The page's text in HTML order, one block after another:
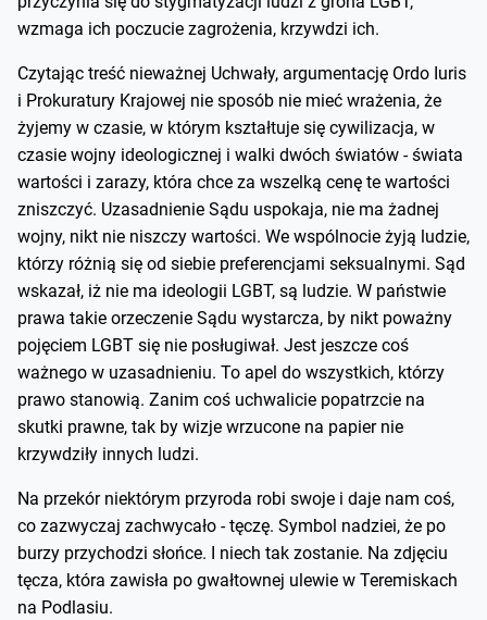
wzmaga ich poczucie zagrożenia, krzywdzi ich.
Czytając treść nieważnej Uchwały, argumentację Ordo Iuris
i Prokuratury Krajowej nie sposób nie mieć wrażenia, że
żyjemy w czasie, w którym kształtuje się cywilizacja, w
czasie wojny ideologicznej i walki dwóch światów - świata
wartości i zarazy, która chce za wszelką cenę te wartości
zniszczyć. Uzasadnienie Sądu uspokaja, nie ma żadnej
wojny, nikt nie niszczy wartości. We wspólnocie żyją ludzie,
którzy różnią się od siebie preferencjami seksualnymi. Sąd
wskazał, iż nie ma ideologii LGBT, są ludzie. W państwie
prawa takie orzeczenie Sądu wystarcza, by nikt poważny
pojęciem LGBT się nie posługiwał. Jest jeszcze coś
ważnego w uzasadnieniu. To apel do wszystkich, którzy
prawo stanowią. Zanim coś uchwalicie popatrzcie na
skutki prawne, tak by wizje wrzucone na papier nie
krzywdziły innych ludzi.
Na przekór niektórym przyroda robi swoje i daje nam coś,
co zazwyczaj zachwycało - tęczę. Symbol nadziei, że po
burzy przychodzi słońce. I niech tak zostanie. Na zdjęciu
tęcza, która zawisła po gwałtownej ulewie w Teremiskach
na Podlasiu.